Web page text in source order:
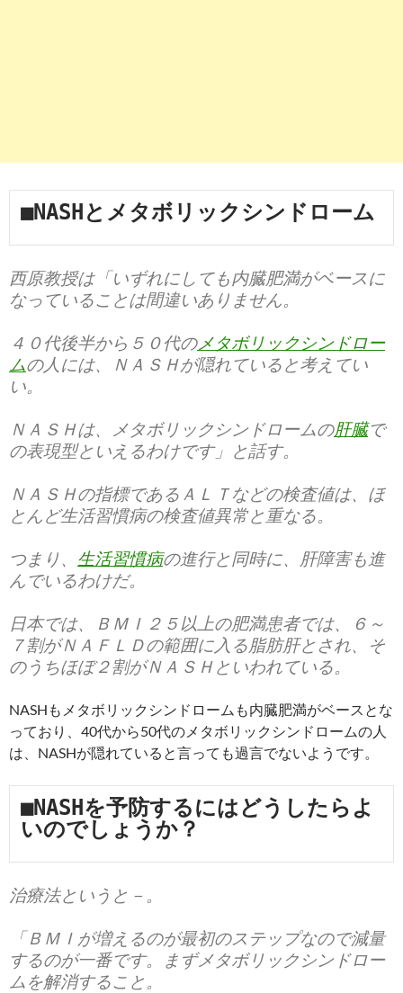
■NASHとメタボリックシンドローム
西原教授は「いずれにしても内臓肥満がベースに
なっていることは間違いありません。
４０代後半から５０代のメタボリックシンドロー
ムの人には、ＮＡＳＨが隠れていると考えてい
い。
ＮＡＳＨは、メタボリックシンドロームの肝臓で
の表現型といえるわけです」と話す。
ＮＡＳＨの指標であるＡＬＴなどの検査値は、ほ
とんど生活習慣病の検査値異常と重なる。
つまり、 生活習慣病の進行と同時に、肝障害も進
んでいるわけだ。
日本では、ＢＭＩ２５以上の肥満患者では、６～
７割がＮＡＦＬＤの範囲に入る脂肪肝とされ、そ
のうちほぼ２割がＮＡＳＨといわれている。
NASHもメタボリックシンドロームも内臓肥満がベースとな
っており、40代から50代のメタボリックシンドロームの人
は、NASHが隠れていると言っても過言でないようです。
■NASHを予防するにはどうしたらよ
いのでしょうか？
治療法というと－。
「ＢＭＩが増えるのが最初のステップなので減量
するのが一番です。まずメタボリックシンドロー
ムを解消すること。